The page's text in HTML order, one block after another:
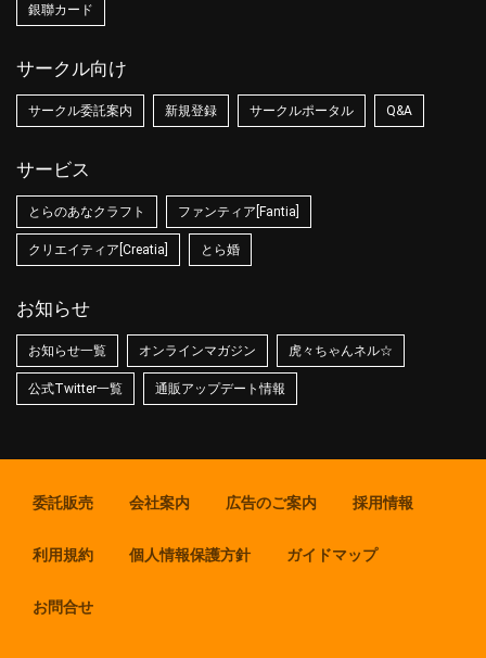
銀聯カード
サークル向け
サークル委託案内 新規登録 サークルポータル Q&A
サービス
とらのあなクラフト ファンティア[Fantia]
クリエイティア[Creatia] とら婚
お知らせ
お知らせ一覧 オンラインマガジン 虎々ちゃんネル☆
公式Twitter一覧 通販アップデート情報
委託販売 会社案内 広告のご案内 採用情報
利用規約 個人情報保護方針 ガイドマップ
お問合せ